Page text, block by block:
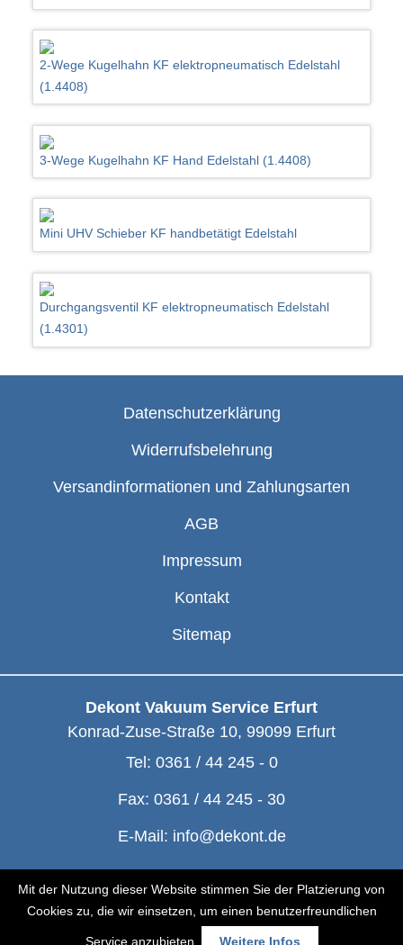
Mit der Nutzung dieser Website stimmen Sie der Platzierung von
Cookies zu, die wir einsetzen, um einen benutzerfreundlichen
Service anzubieten. Weitere Infos
2-Wege Kugelhahn KF elektropneumatisch Edelstahl
(1.4408)
3-Wege Kugelhahn KF Hand Edelstahl (1.4408)
Mini UHV Schieber KF handbetätigt Edelstahl
Durchgangsventil KF elektropneumatisch Edelstahl
(1.4301)
Datenschutzerklärung
Widerrufsbelehrung
Versandinformationen und Zahlungsarten
AGB
Impressum
Kontakt
Sitemap
Dekont Vakuum Service Erfurt
Konrad-Zuse-Straße 10, 99099 Erfurt
Tel: 0361 / 44 245 - 0
Fax: 0361 / 44 245 - 30
E-Mail: info@dekont.de
© Dekont 1991 - 2026